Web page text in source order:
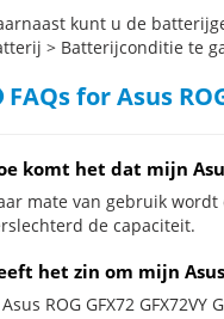
kunt u de
> Batterijconditie te
FAQs for Asus
komt het dat mijn
mate van gebruik
de capaciteit.
het zin om mijn
Asus ROG GFX72